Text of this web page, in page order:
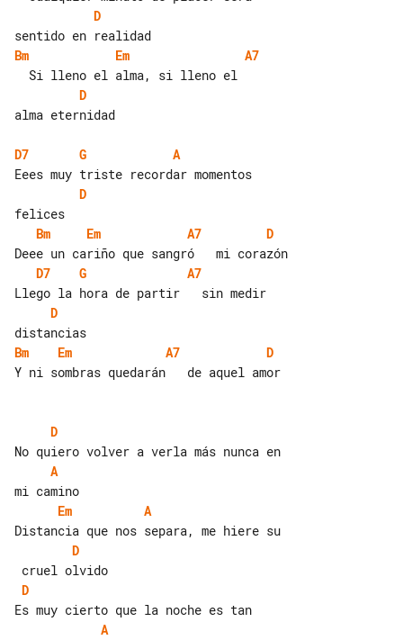
D
Bm
Em
A7
D
alma eternidad
D7 G
A
D
Bm
Em A7
D
D7
G
A7
D
Bm
Em A7
D
Y ni sombras quedarán   de aquel amor
D
A
Em
A
D
D
A